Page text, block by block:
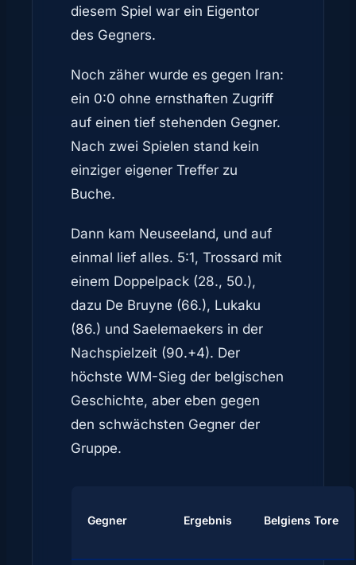
diesem Spiel war ein Eigentor
des Gegners.
Noch zäher wurde es gegen Iran:
ein 0:0 ohne ernsthaften Zugriff
auf einen tief stehenden Gegner.
Nach zwei Spielen stand kein
einziger eigener Treffer zu
Buche.
Dann kam Neuseeland, und auf
einmal lief alles. 5:1, Trossard mit
einem Doppelpack (28., 50.),
dazu De Bruyne (66.), Lukaku
(86.) und Saelemaekers in der
Nachspielzeit (90.+4). Der
höchste WM-Sieg der belgischen
Geschichte, aber eben gegen
den schwächsten Gegner der
Gruppe.
Gegner Ergebnis Belgiens Tore